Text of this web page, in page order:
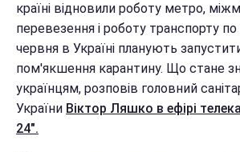
країні відновили роботу метро,
перевезення і роботу транспорту
червня в Україні планують
пом'якшення карантину. Що стане
українцям, розповів головний
України Віктор Ляшко в ефірі
24".